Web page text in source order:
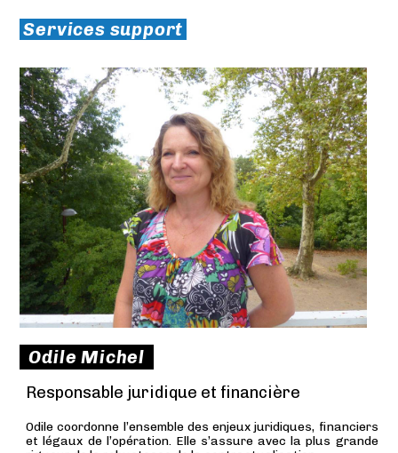
Services support
Odile Michel
Responsable juridique et financière
Odile coordonne l’ensemble des enjeux juridiques, financiers
et légaux de l’opération. Elle s’assure avec la plus grande